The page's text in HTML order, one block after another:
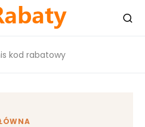
kod rabatowy